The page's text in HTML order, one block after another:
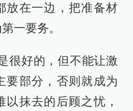
放在一边，把准备材
一要务。
很好的，但不能让激
要部分，否则就成为
以抹去的后顾之忧，